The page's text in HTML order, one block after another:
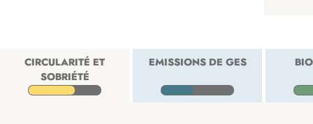
CIRCULARITÉ ET
SOBRIÉTÉ
EMISSIONS DE GES